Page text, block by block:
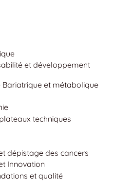
et développement
et métabolique
techniques
dépistage des cancers
Innovation
et qualité